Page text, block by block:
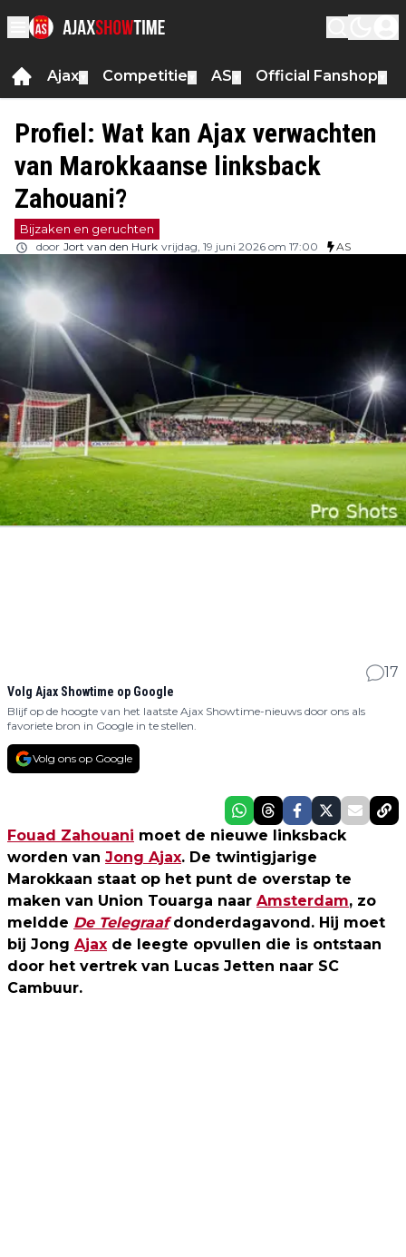
Ajax Competitie AS Official Fanshop
Profiel: Wat kan Ajax verwachten
van Marokkaanse linksback
Zahouani?
Bijzaken en geruchten
door Jort van den Hurk vrijdag, 19 juni 2026 om 17:00 AS
17
Volg Ajax Showtime op Google
Blijf op de hoogte van het laatste Ajax Showtime-nieuws door ons als
favoriete bron in Google in te stellen.
Volg ons op Google
Fouad Zahouani moet de nieuwe linksback
worden van Jong Ajax. De twintigjarige
Marokkaan staat op het punt de overstap te
maken van Union Touarga naar Amsterdam, zo
meldde De Telegraafdonderdagavond. Hij moet
bij Jong Ajax de leegte opvullen die is ontstaan
door het vertrek van Lucas Jetten naar SC
Cambuur.